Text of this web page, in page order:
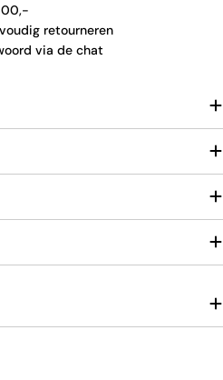
retourneren
via de chat